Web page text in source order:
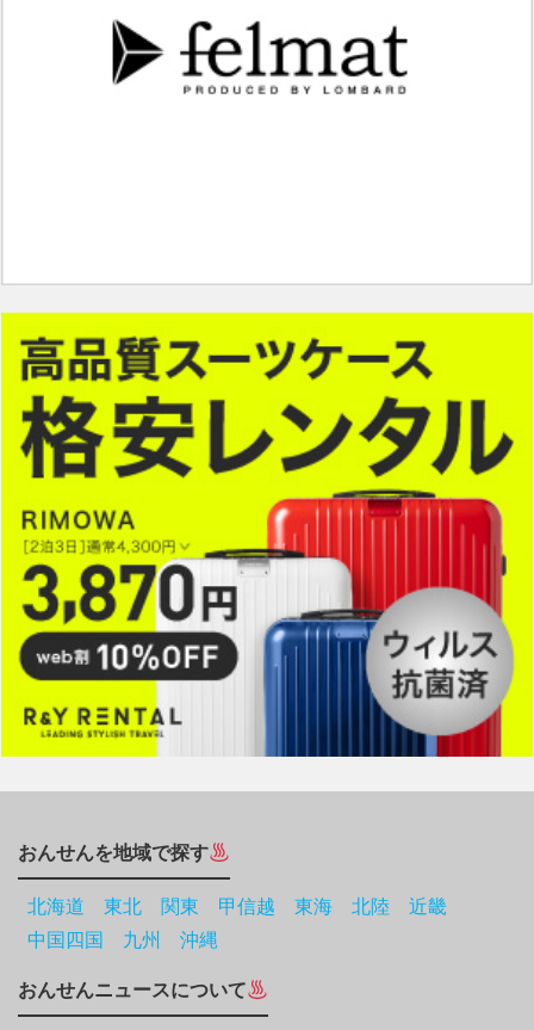
おんせんを地域で探す
北海道 東北 関東 甲信越 東海 北陸
近畿
中国四国
九州 沖縄
おんせんニュースについて